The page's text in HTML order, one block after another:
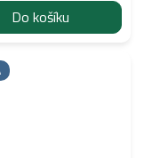
Do košíku